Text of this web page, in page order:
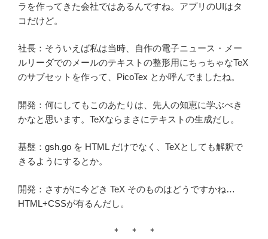
ラを作ってきた会社ではあるんですね。アプリのUIはタ
コだけど。
社長：そういえば私は当時、自作の電子ニュース・メー
ルリーダでのメールのテキストの整形用にちっちゃなTeX
のサブセットを作って、PicoTex とか呼んでましたね。
開発：何にしてもこのあたりは、先人の知恵に学ぶべき
かなと思います。TeXならまさにテキストの生成だし。
基盤：gsh.go を HTML だけでなく、TeXとしても解釈で
きるようにするとか。
開発：さすがに今どき TeX そのものはどうですかね…
HTML+CSSが有るんだし。
＊ ＊ ＊